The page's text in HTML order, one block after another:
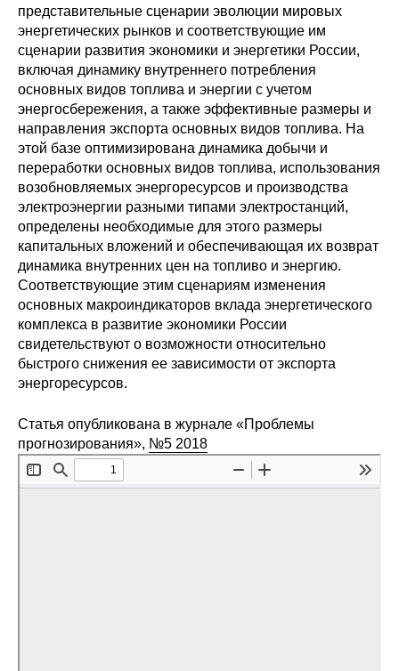
Материалы для СМИ
Публикации
Научная жизнь
Издания
Проблемы прогнозирования
О журнале
Номера журналов
Редакционная этика
Информация для авторов
Общие требования
Стандарты оформления
Научные труды
представительные сценарии эволюции мировых
энергетических рынков и соответствующие им
сценарии развития экономики и энергетики России,
включая динамику внутреннего потребления
основных видов топлива и энергии с учетом
энергосбережения, а также эффективные размеры и
направления экспорта основных видов топлива. На
этой базе оптимизирована динамика добычи и
переработки основных видов топлива, использования
возобновляемых энергоресурсов и производства
электроэнергии разными типами электростанций,
определены необходимые для этого размеры
капитальных вложений и обеспечивающая их возврат
динамика внутренних цен на топливо и энергию.
Соответствующие этим сценариям изменения
основных макроиндикаторов вклада энергетического
комплекса в развитие экономики России
свидетельствуют о возможности относительно
быстрого снижения ее зависимости от экспорта
энергоресурсов.
Статья опубликована в журнале «Проблемы
прогнозирования», №5 2018